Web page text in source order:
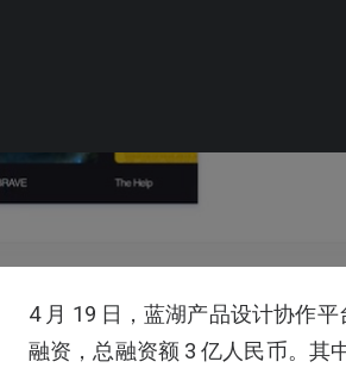
4 月 19 日，蓝湖产品设计协作平
融资，总融资额 3 亿人民币。其